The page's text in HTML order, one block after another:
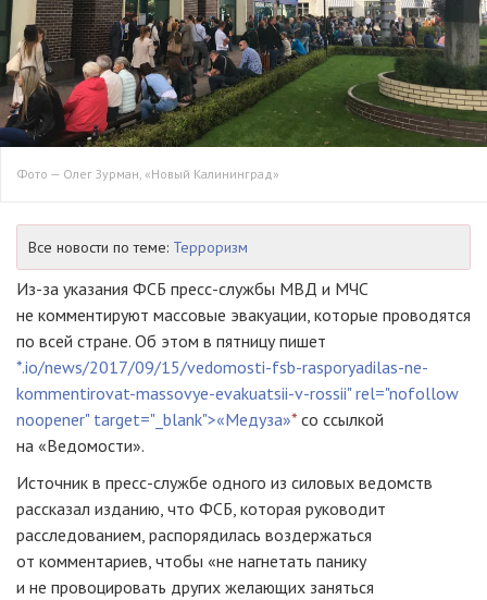
Фото — Олег Зурман, «Новый Калининград»
Все новости по теме: Терроризм
Из-за указания ФСБ пресс-службы МВД и МЧС
не комментируют массовые эвакуации, которые проводятся
по всей стране. Об этом в пятницу пишет
*.io/news/2017/09/15/vedomosti-fsb-rasporyadilas-ne-
kommentirovat-massovye-evakuatsii-v-rossii" rel="nofollow
noopener" target="_blank">«Медуза»* со ссылкой
на «Ведомости».
Источник в пресс-службе одного из силовых ведомств
рассказал изданию, что ФСБ, которая руководит
расследованием, распорядилась воздержаться
от комментариев, чтобы «не нагнетать панику
и не провоцировать других желающих заняться